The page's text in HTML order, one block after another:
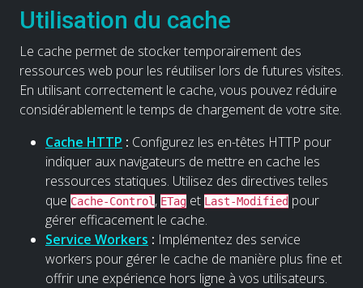
Utilisation du cache
Le cache permet de stocker temporairement des
ressources web pour les réutiliser lors de futures visites.
En utilisant correctement le cache, vous pouvez réduire
considérablement le temps de chargement de votre site.
Cache HTTP : Configurez les en-têtes HTTP pour
indiquer aux navigateurs de mettre en cache les
ressources statiques. Utilisez des directives telles
que Cache-Control , ETag et Last-Modified pour
gérer efficacement le cache.
Service Workers : Implémentez des service
workers pour gérer le cache de manière plus fine et
offrir une expérience hors ligne à vos utilisateurs.